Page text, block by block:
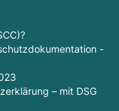
-
– mit DSG